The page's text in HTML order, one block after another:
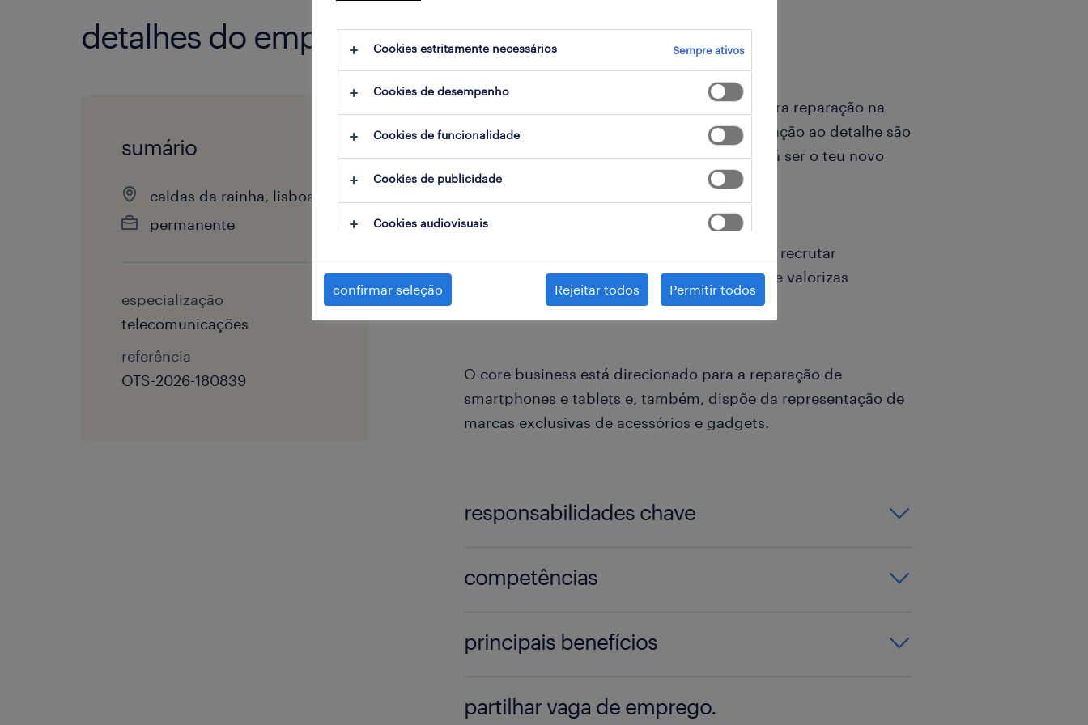
detalhes do emprego
sumário
caldas da rainha, lisboa
permanente
especialização
telecomunicações
referência
OTS-2026-180839
Consideras que tens uma aptidão natural para reparação na
área dos gadgets? Comunicação, foco e atenção ao detalhe são
características intrínsecas em ti? Este poderá ser o teu novo
desafio!
O nosso cliente, líder de mercado, pretende recrutar
diretamente para a sua estrutura pelo que, se valorizas
estabilidade contratual é um plus.
O core business está direcionado para a reparação de
smartphones e tablets e, também, dispõe da representação de
marcas exclusivas de acessórios e gadgets.
responsabilidades chave
A função passa pela reparação de equipamentos
Atendimento ao cliente quando necessário;
competências
Formação na área de Eletrotécnica ou similar;
1ºs empregos na área ou recém formados serão
principais benefícios
Vencimento Base: 1200€ + prémio variável
partilhar vaga de emprego.
Cookies estritamente necessários Sempre ativos
Cookies de desempenho
Cookies de funcionalidade
Cookies de publicidade
Cookies audiovisuais
confirmar seleção Rejeitar todos Permitir todos